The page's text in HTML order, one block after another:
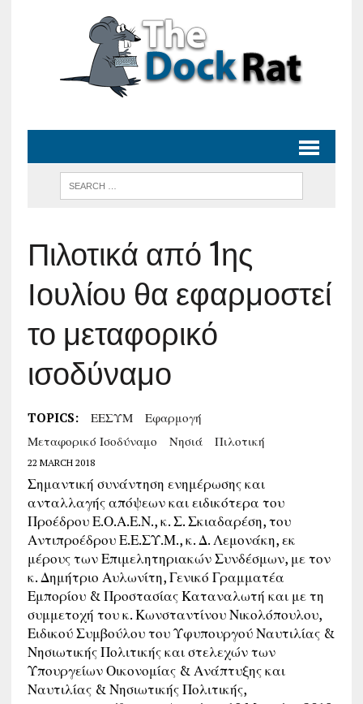
Πιλοτικά από 1ης
Ιουλίου θα εφαρμοστεί
το μεταφορικό
ισοδύναμο
TOPICS: ΕΕΣΥΜ
Εφαρμογή
Μεταφορικό Ισοδύναμο
Νησιά Πιλοτική
22 MARCH 2018
Σημαντική συνάντηση ενημέρωσης και
ανταλλαγής απόψεων και ειδικότερα του
Προέδρου Ε.Ο.Α.Ε.Ν., κ. Σ. Σκιαδαρέση, του
Αντιπροέδρου Ε.Ε.ΣΥ.Μ., κ. Δ. Λεμονάκη, εκ
μέρους των Επιμελητηριακών Συνδέσμων, με τον
κ. Δημήτριο Αυλωνίτη, Γενικό Γραμματέα
Εμπορίου & Προστασίας Καταναλωτή και με τη
συμμετοχή του κ. Κωνσταντίνου Νικολόπουλου,
Ειδικού Συμβούλου του Υφυπουργού Ναυτιλίας &
Νησιωτικής Πολιτικής και στελεχών των
Υπουργείων Οικονομίας & Ανάπτυξης και
Ναυτιλίας & Νησιωτικής Πολιτικής,